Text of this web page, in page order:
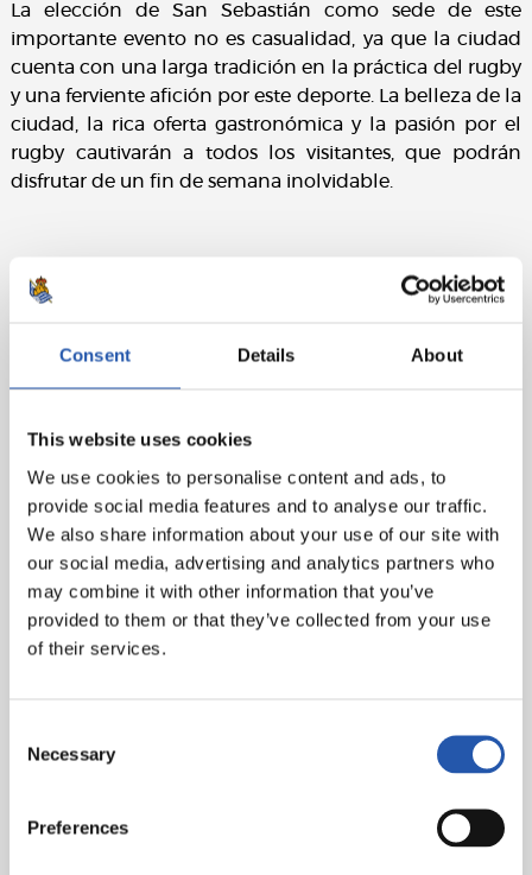
Consent Details About
This website uses cookies
We use cookies to personalise content and ads, to
provide social media features and to analyse our traffic.
We also share information about your use of our site with
our social media, advertising and analytics partners who
may combine it with other information that you’ve
provided to them or that they’ve collected from your use
of their services.
Selection
Necessary
Preferences
La elección de San Sebastián como sede de este
importante evento no es casualidad, ya que la ciudad
cuenta con una larga tradición en la práctica del rugby
y una ferviente afición por este deporte. La belleza de la
ciudad, la rica oferta gastronómica y la pasión por el
rugby cautivarán a todos los visitantes, que podrán
disfrutar de un fin de semana inolvidable.